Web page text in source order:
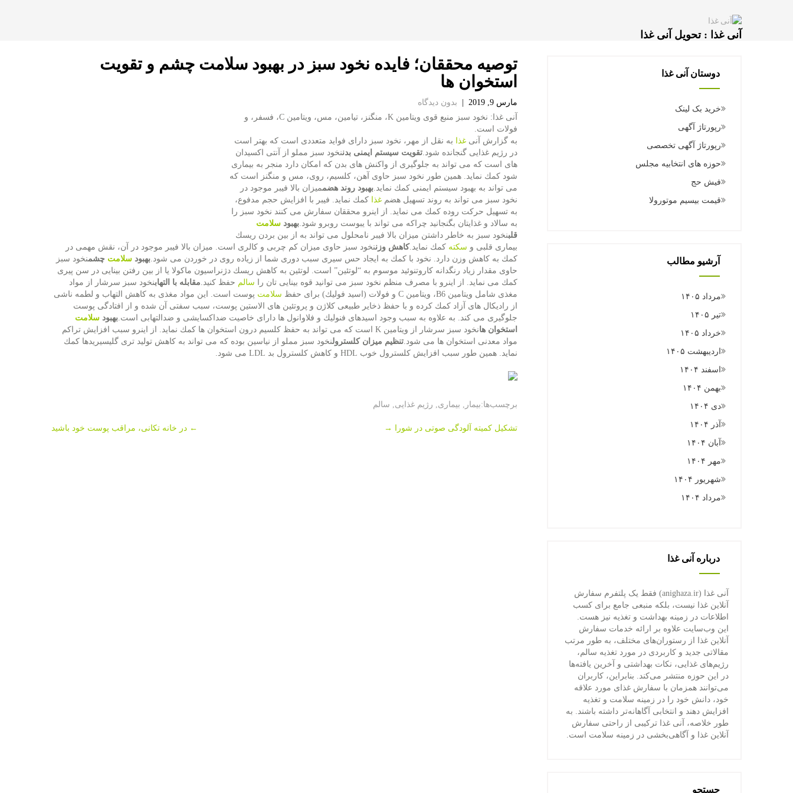
آنی غذا : تحویل آنی غذا
توصیه محققان؛ فایده نخود سبز در بهبود سلامت چشم و تقویت
استخوان ها
مارس 9, 2019
بدون دیدگاه
آنی غذا: نخود سبز منبع قوی ویتامین K، منگنز، تیامین، مس، ویتامین C، فسفر، و
فولات است.
به گزارش آنی غذا به نقل از مهر، نخود سبز دارای فواید متعددی است كه بهتر است
در رژیم غذایی گنجانده شود.تقویت سیستم ایمنی بدننخود سبز مملو از آنتی اكسیدان
های است كه می تواند به جلوگیری از واكنش های بدن كه امكان دارد منجر به بیماری
شود كمك نماید. همین طور نخود سبز حاوی آهن، كلسیم، روی، مس و منگنز است كه
می تواند به بهبود سیستم ایمنی كمك نماید.بهبود روند هضممیزان بالا فیبر موجود در
نخود سبز می تواند به روند تسهیل هضم غذا كمك نماید. فیبر با افزایش حجم مدفوع،
به تسهیل حركت روده كمك می نماید. از اینرو محققان سفارش می كنند نخود سبز را
به سالاد و غذایتان بگنجانید چراكه می تواند با یبوست روبرو شود.بهبود سلامت
قلبنخود سبز به خاطر داشتن میزان بالا فیبر نامحلول می تواند به از بین بردن ریسك
بیماری قلبی و سكته كمك نماید.كاهش وزننخود سبز حاوی میزان كم چربی و كالری است. میزان بالا فیبر موجود در آن، نقش مهمی در
كمك به كاهش وزن دارد. نخود با كمك به ایجاد حس سیری سبب دوری شما از زیاده روی در خوردن می شود.بهبود سلامت چشمنخود سبز
حاوی مقدار زیاد رنگدانه كاروتنوئید موسوم به “لوتئین” است. لوتئین به كاهش ریسك دژنراسیون ماكولا یا از بین رفتن بینایی در سن پیری
كمك می نماید. از اینرو با مصرف منظم نخود سبز می توانید قوه بینایی تان را سالم حفظ كنید.مقابله با التهابنخود سبز سرشار از مواد
مغذی شامل ویتامین B6، ویتامین C و فولات (اسید فولیك) برای حفظ
سلامت پوست است. این مواد مغذی به كاهش التهاب و لطمه ناشی
از رادیكال های آزاد كمك كرده و با حفظ ذخایر طبیعی كلاژن و پروتئین های الاستین پوست، سبب سفتی آن شده و از افتادگی پوست
جلوگیری می كند. به علاوه به سبب وجود اسیدهای فنولیك و فلاوانول ها دارای خاصیت ضداكسایشی و ضدالتهابی است.بهبود سلامت
استخوان ها
نخود سبز سرشار از ویتامین K است كه می تواند به حفظ كلسیم درون استخوان ها كمك نماید. از اینرو سبب افزایش تراكم
مواد معدنی استخوان ها می شود.تنظیم میزان كلسترولنخود سبز مملو از نیاسین بوده كه می تواند به كاهش تولید تری گلیسیریدها كمك
نماید. همین طور سبب افزایش كلسترول خوب HDL و كاهش كلسترول بد LDL می شود.
برچسب‌ها:بیمار , بیماری, رژیم غذایی, سالم
Post
← در خانه تكانی، مراقب پوست خود باشید تشكیل كمیته آلودگی صوتی در شورا →
دوستان آنی غذا
خرید بک لینک
رپورتاژ آگهی
رپورتاژ آگهی تخصصی
حوزه های انتخابیه مجلس
فیش حج
قیمت بیسیم موتورولا
آرشیو مطالب
مرداد ۱۴۰۵
تیر ۱۴۰۵
خرداد ۱۴۰۵
اردیبهشت ۱۴۰۵
اسفند ۱۴۰۴
بهمن ۱۴۰۴
دی ۱۴۰۴
آذر ۱۴۰۴
آبان ۱۴۰۴
مهر ۱۴۰۴
شهریور ۱۴۰۴
مرداد ۱۴۰۴
درباره آنی غذا
آنی غذا (anighaza.ir) فقط یک پلتفرم سفارش
آنلاین غذا نیست، بلکه منبعی جامع برای کسب
اطلاعات در زمینه بهداشت و تغذیه نیز هست.
این وب‌سایت علاوه بر ارائه خدمات سفارش
آنلاین غذا از رستوران‌های مختلف، به طور مرتب
مقالاتی جدید و کاربردی در مورد تغذیه سالم،
رژیم‌های غذایی، نکات بهداشتی و آخرین یافته‌ها
در این حوزه منتشر می‌کند. بنابراین، کاربران
می‌توانند همزمان با سفارش غذای مورد علاقه
خود، دانش خود را در زمینه سلامت و تغذیه
افزایش دهند و انتخابی آگاهانه‌تر داشته باشند. به
طور خلاصه، آنی غذا ترکیبی از راحتی سفارش
آنلاین غذا و آگاهی‌بخشی در زمینه سلامت است.
جستجو